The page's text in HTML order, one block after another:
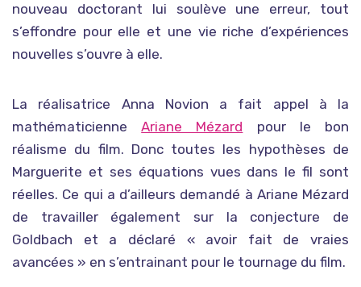
nouveau doctorant lui soulève une erreur, tout
s’effondre pour elle et une vie riche d’expériences
nouvelles s’ouvre à elle.
La réalisatrice Anna Novion a fait appel à la
mathématicienneAriane Mézard pour le bon
réalisme du film. Donc toutes les hypothèses de
Marguerite et ses équations vues dans le fil sont
réelles. Ce qui a d’ailleurs demandé à Ariane Mézard
de travailler également sur la conjecture de
Goldbach et a déclaré « avoir fait de vraies
avancées » en s’entrainant pour le tournage du film.